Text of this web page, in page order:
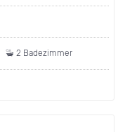
2 Badezimmer